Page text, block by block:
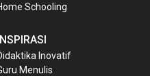
Schooling
Inovatif
Menulis